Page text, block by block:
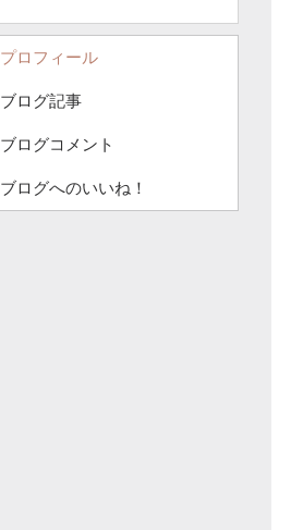
プロフィール
ブログ記事
ブログコメント
ブログへのいいね！